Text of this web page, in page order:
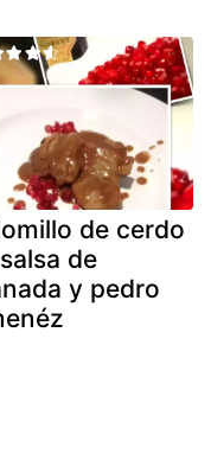
de cerdo
de
y pedro